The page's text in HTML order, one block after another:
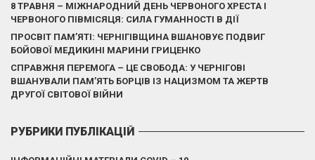
8 ТРАВНЯ – МІЖНАРОДНИЙ ДЕНЬ ЧЕРВОНОГО ХРЕСТА І
ЧЕРВОНОГО ПІВМІСЯЦЯ: СИЛА ГУМАННОСТІ В ДІЇ
ПРОСВІТ ПАМ’ЯТІ: ЧЕРНІГІВЩИНА ВШАНОВУЄ ПОДВИГ
БОЙОВОЇ МЕДИКИНІ МАРИНИ ГРИЦЕНКО
СПРАВЖНЯ ПЕРЕМОГА – ЦЕ СВОБОДА: У ЧЕРНІГОВІ
ВШАНУВАЛИ ПАМ’ЯТЬ БОРЦІВ ІЗ НАЦИЗМОМ ТА ЖЕРТВ
ДРУГОЇ СВІТОВОЇ ВІЙНИ
РУБРИКИ ПУБЛІКАЦІЙ